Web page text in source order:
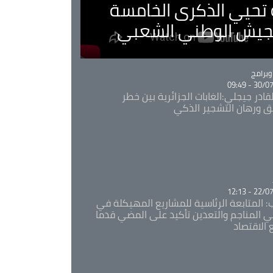
تحيي الذكرى الخامسة
الوطني الشعبي
30/07/
جيجلي:الغابات الجزائرية بين خطر
ورهان التشجير الذكي
22/07/
المتابعة الرئاسية للمشاريع المهيكلة في
المناجم والتعدين تأكيد على المضي قدما
الاقتصاد